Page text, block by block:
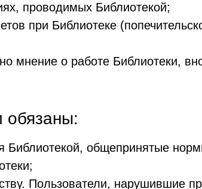
проводимых Библиотекой;
при Библиотеке
мнение о работе Библиотеки,
обязаны:
Библиотекой, общепринятые
Пользователи, нарушившие